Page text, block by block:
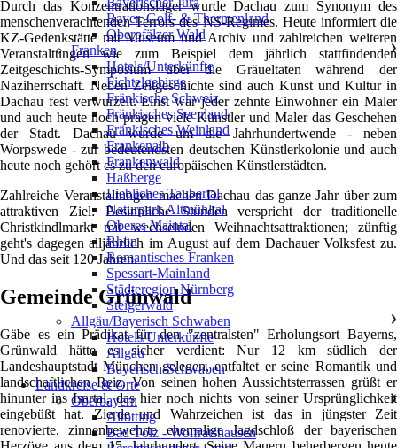
Durch das Konzentrationslager wurde Dachau zum Synonym des
menschenverachtenden Terrors des NS-Regimes. Heute informiert die
KZ-Gedenkstätte mit Museum und Archiv und zahlreichen weiteren
Veranstaltungen wie zum Beispiel dem jährlich stattfindenden
Zeitgeschichts-Symposium über die Gräueltaten während der
Naziherrschaft. Neben Zeitgeschichte sind auch Kunst und Kultur in
Dachau fest verwurzelt. Einst war jeder zehnte Einwohner ein Maler
und auch heute noch prägen viele Künstler und Maler das Geschehen
der Stadt. Dachau wurde um die Jahrhundertwende - neben
Worpswede - zur bedeutendsten deutschen Künstlerkolonie und auch
heute noch gehört es zu den europäischen Künstlerstädten.
Zahlreiche Veranstaltungen machen Dachau das ganze Jahr über zum
attraktiven Ziel: Besinnliche Stunden verspricht der traditionelle
Christkindlmarkt mit wechselnden Weihnachtsattraktionen; zünftig
geht's dagegen alljährlich im August auf dem Dachauer Volksfest zu.
Und das seit 120 Jahren.
Gemeinde Grünwald
Gäbe es ein Prädikat für den "zentralsten" Erholungsort Bayerns,
Grünwald hätte es sicher verdient: Nur 12 km südlich der
Landeshauptstadt München gelegen, entfaltet er seine Romantik und
landschaftlichen Reiz. Von seinen hohen Aussichtsterrassen grüßt er
hinunter ins Isartal, das hier noch nichts von seiner Ursprünglichkeit
eingebüßt hat. Zierde und Wahrzeichen ist das in jüngster Zeit
renovierte, zinnenbewehrte ehemalige Jagdschloß der bayerischen
Bayer. Golf- & Thermenland
Oberpfälzer Wald
Franken
❯
Hotels/Unterkünfte
Fichtelgebirge
Fränkische Schweiz
Fränkisches Seenland
Fränkisches Weinland
Frankenalb
Frankenwald
Haßberge
Liebliches Taubertal
Naturpark Altmühltal
Oberes Maintal
Rhön
Romantisches Franken
Spessart-Mainland
Städteregion Nürnberg
Steigerwald
Allgäu/Bayerisch Schwaben
❯
Hotels/Unterkünfte
Allgäu
Bayerisch-Schwaben
Landkreise & Orte
Oberbayern
❯
Altötting
Bad Tölz - Wolfratshausen